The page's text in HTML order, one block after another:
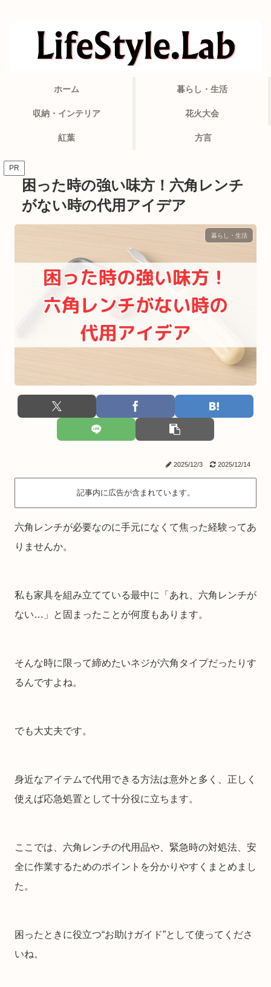
ホーム 暮らし・生活
収納・インテリア 花火大会
紅葉 方言
PR
困った時の強い味方！六角レンチ
がない時の代用アイデア
暮らし・生活
2025/12/3 2025/12/14
記事内に広告が含まれています。
六角レンチが必要なのに手元になくて焦った経験ってあ
りませんか。
私も家具を組み立てている最中に「あれ、六角レンチが
ない…」と固まったことが何度もあります。
そんな時に限って締めたいネジが六角タイプだったりす
るんですよね。
でも大丈夫です。
身近なアイテムで代用できる方法は意外と多く、正しく
使えば応急処置として十分役に立ちます。
ここでは、六角レンチの代用品や、緊急時の対処法、安
全に作業するためのポイントを分かりやすくまとめまし
た。
困ったときに役立つ“お助けガイド”として使ってくださ
いね。